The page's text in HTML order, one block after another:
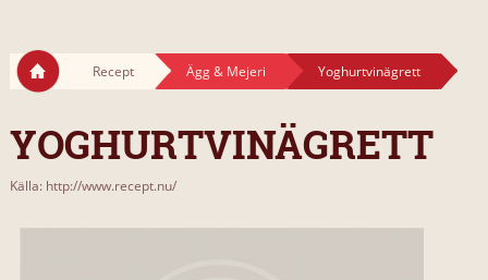
Recept Ägg & Mejeri Yoghurtvinägrett
YOGHURTVINÄGRETT
Källa: http://www.recept.nu/